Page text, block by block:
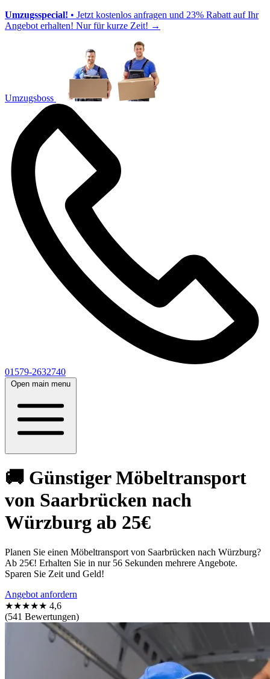
Umzugsspecial! • Jetzt kostenlos anfragen und 23% Rabatt auf Ihr
Angebot erhalten! Nur für kurze Zeit! →
Umzugsboss
01579-2632740
Open main menu
🚚 Günstiger Möbeltransport
von Saarbrücken nach
Würzburg ab 25€
Planen Sie einen Möbeltransport von Saarbrücken nach Würzburg?
Ab 25€! Erhalten Sie in nur 56 Sekunden mehrere Angebote.
Sparen Sie Zeit und Geld!
Angebot anfordern
★★★★★ 4,6
(541 Bewertungen)